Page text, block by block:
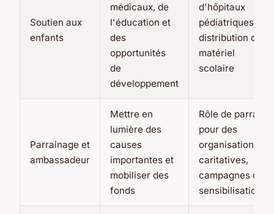
Soutien aux
enfants
médicaux, de
l'éducation et
des
opportunités
de
développement
d'hôpitaux
pédiatriques,
distribution de
matériel
scolaire
Parrainage et
ambassadeur
Mettre en
lumière des
causes
importantes et
mobiliser des
fonds
Rôle de parrain
pour des
organisations
caritatives,
campagnes de
sensibilisation